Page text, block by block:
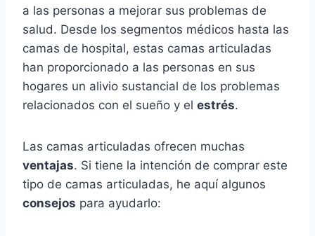
a las personas a mejorar sus problemas de
salud. Desde los segmentos médicos hasta las
camas de hospital, estas camas articuladas
han proporcionado a las personas en sus
hogares un alivio sustancial de los problemas
relacionados con el sueño y el estrés.
Las camas articuladas ofrecen muchas
ventajas. Si tiene la intención de comprar este
tipo de camas articuladas, he aquí algunos
consejos para ayudarlo: